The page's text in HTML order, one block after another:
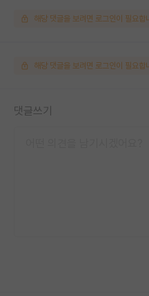
해당 댓글을 보려면 로그인이 필요합
해당 댓글을 보려면 로그인이 필요합
댓글쓰기